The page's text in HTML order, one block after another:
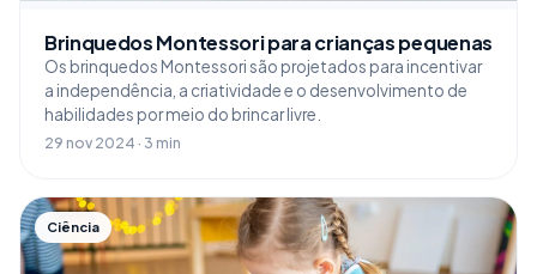
Brinquedos Montessori para crianças pequenas
Os brinquedos Montessori são projetados para incentivar
a independência, a criatividade e o desenvolvimento de
habilidades por meio do brincar livre.
29 nov 2024 · 3 min
Ciência